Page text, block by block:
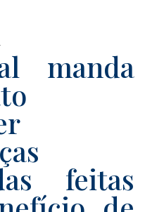
manda
feitas